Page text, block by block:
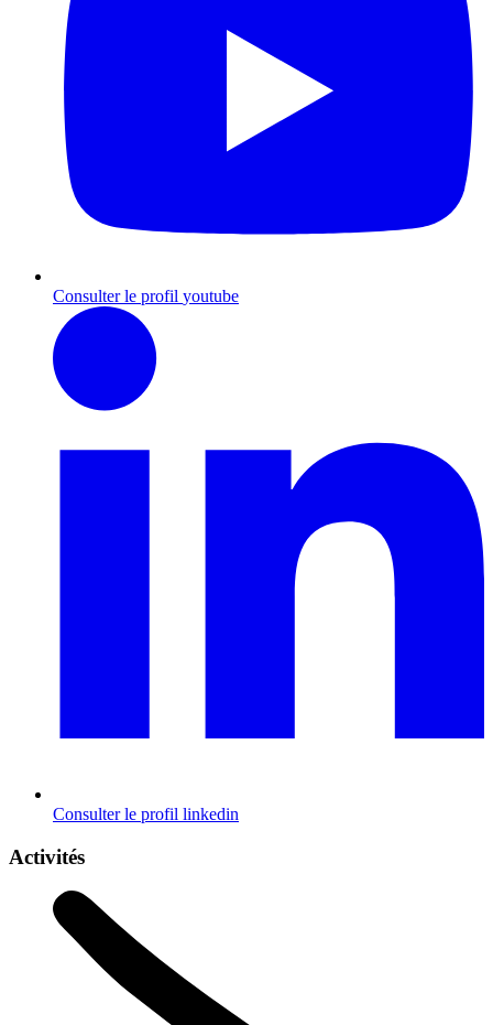
Consulter le profil youtube
Consulter le profil linkedin
Activités